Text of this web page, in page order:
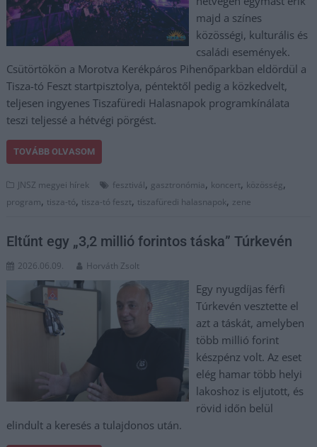
majd a színes
közösségi, kulturális és
családi események.
Csütörtökön a Morotva Kerékpáros Pihenőparkban eldördül a
Tisza-tó Feszt startpisztolya, péntektől pedig a közkedvelt,
teljesen ingyenes Tiszafüredi Halasnapok programkínálata
teszi teljessé a hétvégi pörgést.
TOVÁBB OLVASOM
JNSZ megyei hírek fesztivál, gasztronómia, koncert, közösség,
program, tisza-tó, tisza-tó feszt, tiszafüredi halasnapok, zene
Eltűnt egy „3,2 millió forintos táska” Túrkevén
2026.06.09. Horváth Zsolt
Egy nyugdíjas férfi
Túrkevén vesztette el
azt a táskát, amelyben
több millió forint
készpénz volt. Az eset
elég hamar több helyi
lakoshoz is eljutott, és
rövid időn belül
elindult a keresés a tulajdonos után.